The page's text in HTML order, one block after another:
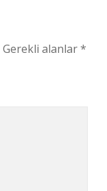
Gerekli alanlar*